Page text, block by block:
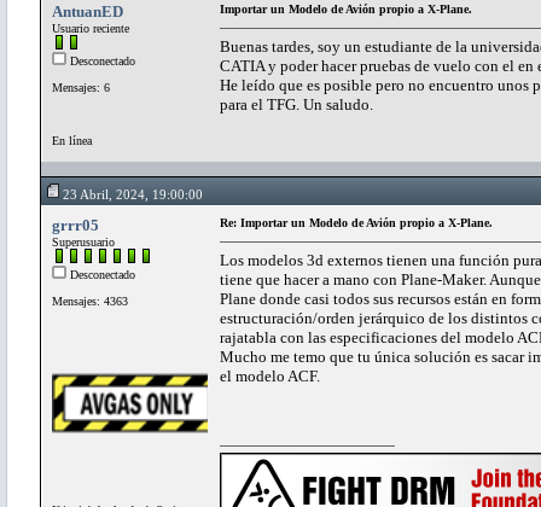
AntuanED
Usuario reciente
Desconectado
Mensajes: 6
En línea
Importar un Modelo de Avión propio a X-Plane.
Buenas tardes, soy un estudiante de la
CATIA y poder hacer pruebas de vuelo con el en
He leído que es posible pero no encuentro unos
para el TFG. Un saludo.
23 Abril, 2024, 19:00:00
grrr05
Superusuario
Desconectado
Mensajes: 4363
Re: Importar un Modelo de Avión propio a X-Plane.
Los modelos 3d externos tienen una función
tiene que hacer a mano con Plane-Maker.
Plane donde casi todos sus recursos están en
estructuración/orden jerárquico de los distintos
rajatabla con las especificaciones del modelo
Mucho me temo que tu única solución es sacar
el modelo ACF.